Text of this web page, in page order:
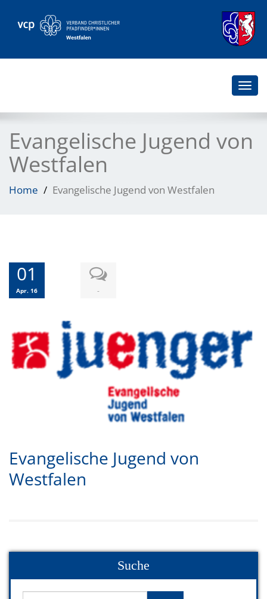
Evangelische Jugend von
Westfalen
Home Evangelische Jugend von Westfalen
01
Apr. 16 -
Evangelische Jugend von
Westfalen
Suche